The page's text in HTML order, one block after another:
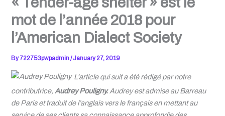
mot de l’année 2018 pour
l’American Dialect Society
By 722753pwpadmin/January 27, 2019
L'article qui suit a été rédigé par notre
contributrice, Audrey Pouligny.Audrey est admise au Barreau
de Paris et traduit de l’anglais vers le français en mettant au